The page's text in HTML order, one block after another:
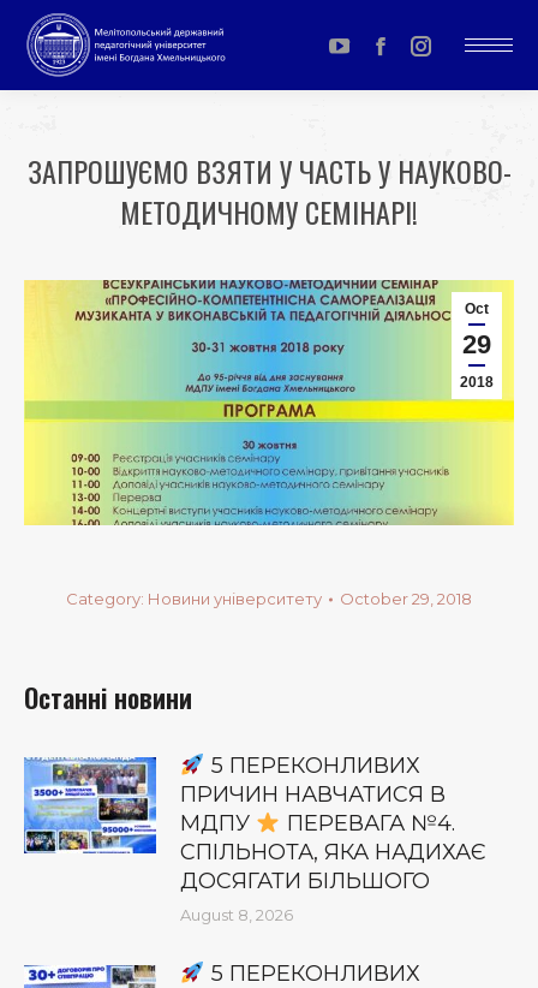
YouTube
page
in
new
Facebook
page
in
new
Instagram
page
in
ЗАПРОШУЄМО ВЗЯТИ У ЧАСТЬ У НАУКОВО-
МЕТОДИЧНОМУ СЕМІНАРІ!
Oct
29
2018
Category: Новини університету October 29, 2018
Останні новини
5 ПЕРЕКОНЛИВИХ
ПРИЧИН НАВЧАТИСЯ В
МДПУ
ПЕРЕВАГА №4.
СПІЛЬНОТА, ЯКА НАДИХАЄ
ДОСЯГАТИ БІЛЬШОГО
August 8, 2026
5 ПЕРЕКОНЛИВИХ